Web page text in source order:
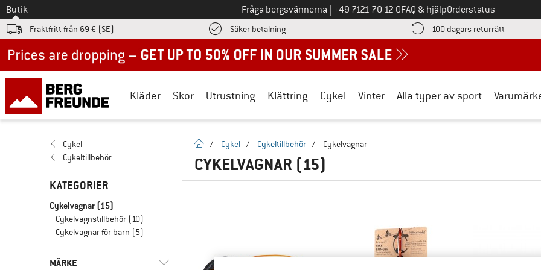
Till
Butik Fråga bergsvännerna Ring oss på
+49 7121-70 12 0FAQ & hjälpOrderstatus
Fraktfritt från 69 € (SE) Säker betalningHitta betalningsinformationen här! Öppnas i en inforuta
100 dagars returrätt Gå till
Kläder Skor Utrustning Klättring Cykel Vinter Alla typer av sport
Cykel
Cykeltillbehör
KATEGORIER
Cykelvagnar (15)
Cykelvagnstillbehör (10)
Cykelvagnar för barn (5)
MÄRKE
Hemsida
/ Cykel / Cykeltillbehör / Cykelvagnar
CYKELVAGNAR (15)